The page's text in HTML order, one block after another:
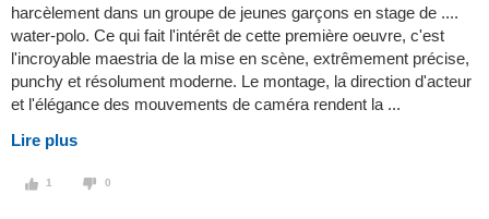
harcèlement dans un groupe de jeunes garçons en stage de ....
water-polo. Ce qui fait l'intérêt de cette première oeuvre, c'est
l'incroyable maestria de la mise en scène, extrêmement précise,
punchy et résolument moderne. Le montage, la direction d'acteur
et l'élégance des mouvements de caméra rendent la ...
Lire plus
1 0